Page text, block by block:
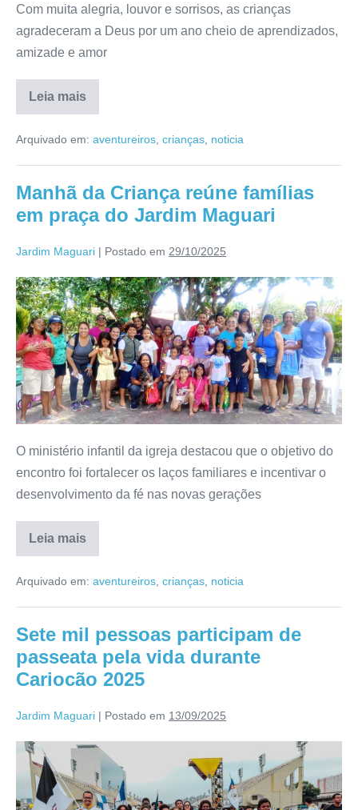
Com muita alegria, louvor e sorrisos, as crianças
agradeceram a Deus por um ano cheio de aprendizados,
amizade e amor
Leia mais
Arquivado em: aventureiros crianças noticia
Manhã da Criança reúne famílias
em praça do Jardim Maguari
Jardim Maguari | Postado em 29/10/2025
O ministério infantil da igreja destacou que o objetivo do
encontro foi fortalecer os laços familiares e incentivar o
desenvolvimento da fé nas novas gerações
Leia mais
Arquivado em: aventureiros crianças noticia
Sete mil pessoas participam de
passeata pela vida durante
Cariocão 2025
Jardim Maguari | Postado em 13/09/2025